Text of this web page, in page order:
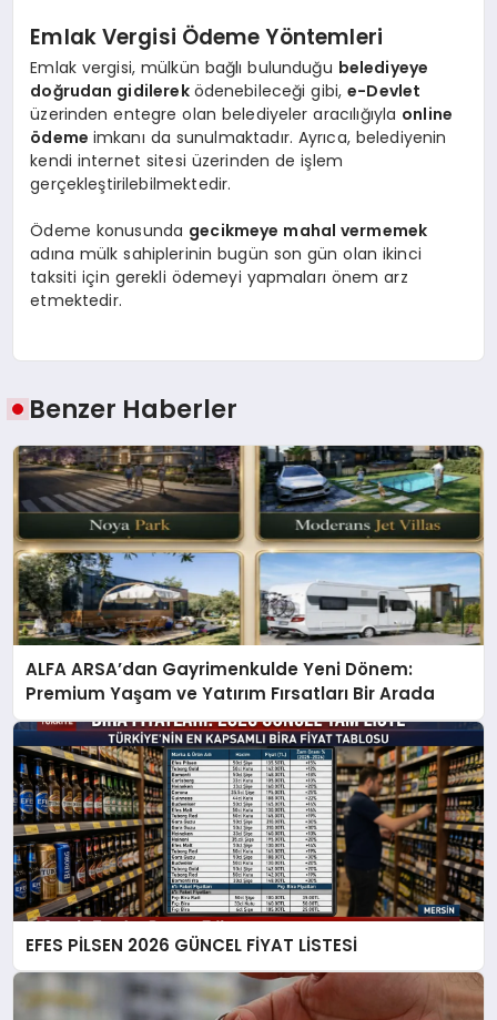
Emlak Vergisi Ödeme Yöntemleri
Emlak vergisi, mülkün bağlı bulunduğu belediyeye
doğrudan gidilerek ödenebileceği gibi,e-Devlet
üzerinden entegre olan belediyeler aracılığıyla online
ödeme imkanı da sunulmaktadır. Ayrıca, belediyenin
kendi internet sitesi üzerinden de işlem
gerçekleştirilebilmektedir.
Ödeme konusunda gecikmeye mahal vermemek
adına mülk sahiplerinin bugün son gün olan ikinci
taksiti için gerekli ödemeyi yapmaları önem arz
etmektedir.
Benzer Haberler
ALFA ARSA’dan Gayrimenkulde Yeni Dönem:
Premium Yaşam ve Yatırım Fırsatları Bir Arada
EFES PİLSEN 2026 GÜNCEL FİYAT LİSTESİ